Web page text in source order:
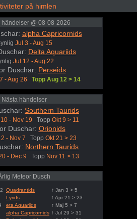
på himlen
händelser @ 08-08-2026
alpha Capricornids
Jul 3 - Aug 15
Delta Aquariids
Jul 12 - Aug 22
Duschar: Perseids
- Aug 26 Topp Aug 12 > 14
Nästa händelser
Southern Taurids
- Nov 19 Topp Okt 9 > 11
Duschar: Orionids
2 - Nov 7 Topp Okt 21 > 23
Northern Taurids
- Dec 9 Topp Nov 11 > 13
Meteor Dusch
Quadrantids
↑ Jan 3 > 5
Lyrids
↑ Apr 21 > 23
eta Aquariids
↑ Maj 5 > 7
alpha Capricornids ↑ Jul 29 > 31